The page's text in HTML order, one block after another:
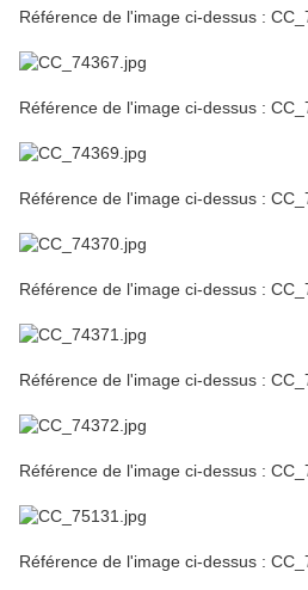
Référence de l'image ci-dessus :
Référence de l'image ci-dessus :
Référence de l'image ci-dessus :
Référence de l'image ci-dessus :
Référence de l'image ci-dessus :
Référence de l'image ci-dessus :
Référence de l'image ci-dessus :